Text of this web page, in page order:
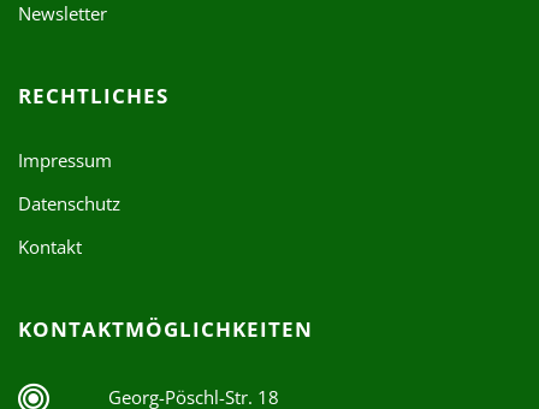
Newsletter
RECHTLICHES
Impressum
Datenschutz
Kontakt
KONTAKTMÖGLICHKEITEN
Georg-Pöschl-Str. 18